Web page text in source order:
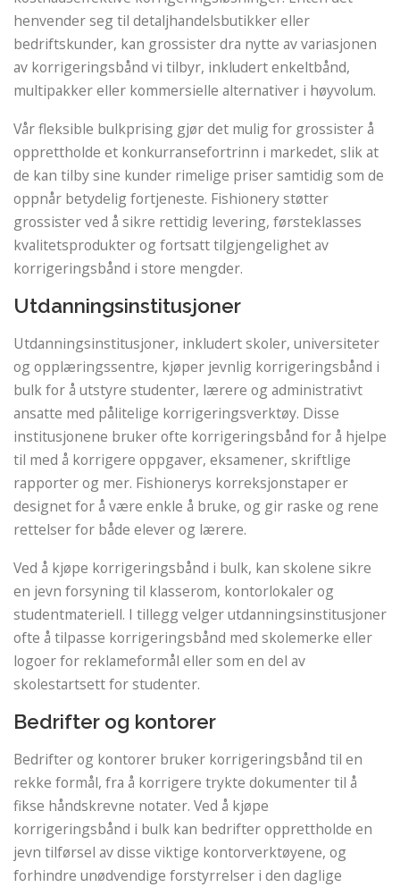
henvender seg til detaljhandelsbutikker eller
bedriftskunder, kan grossister dra nytte av variasjonen
av korrigeringsbånd vi tilbyr, inkludert enkeltbånd,
multipakker eller kommersielle alternativer i høyvolum.
Vår fleksible bulkprising gjør det mulig for grossister å
opprettholde et konkurransefortrinn i markedet, slik at
de kan tilby sine kunder rimelige priser samtidig som de
oppnår betydelig fortjeneste. Fishionery støtter
grossister ved å sikre rettidig levering, førsteklasses
kvalitetsprodukter og fortsatt tilgjengelighet av
korrigeringsbånd i store mengder.
Utdanningsinstitusjoner
Utdanningsinstitusjoner, inkludert skoler, universiteter
og opplæringssentre, kjøper jevnlig korrigeringsbånd i
bulk for å utstyre studenter, lærere og administrativt
ansatte med pålitelige korrigeringsverktøy. Disse
institusjonene bruker ofte korrigeringsbånd for å hjelpe
til med å korrigere oppgaver, eksamener, skriftlige
rapporter og mer. Fishionerys korreksjonstaper er
designet for å være enkle å bruke, og gir raske og rene
rettelser for både elever og lærere.
Ved å kjøpe korrigeringsbånd i bulk, kan skolene sikre
en jevn forsyning til klasserom, kontorlokaler og
studentmateriell. I tillegg velger utdanningsinstitusjoner
ofte å tilpasse korrigeringsbånd med skolemerke eller
logoer for reklameformål eller som en del av
skolestartsett for studenter.
Bedrifter og kontorer
Bedrifter og kontorer bruker korrigeringsbånd til en
rekke formål, fra å korrigere trykte dokumenter til å
fikse håndskrevne notater. Ved å kjøpe
korrigeringsbånd i bulk kan bedrifter opprettholde en
jevn tilførsel av disse viktige kontorverktøyene, og
forhindre unødvendige forstyrrelser i den daglige